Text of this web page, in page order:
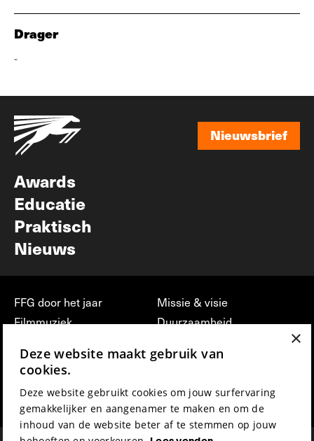
Drager
-
Nieuwsbrief
Awards
Educatie
Praktisch
Nieuws
FFG door het jaar
Filmmuziek
Press & Industry
Film Fest Friends
Missie & visie
Duurzaamheid
vrijwilligerswerk bij FFG
Privacy & Disclaimer
×
Deze website maakt gebruik van
cookies.
Deze website gebruikt cookies om jouw surfervaring
gemakkelijker en aangenamer te maken en om de
inhoud van de website beter af te stemmen op jouw